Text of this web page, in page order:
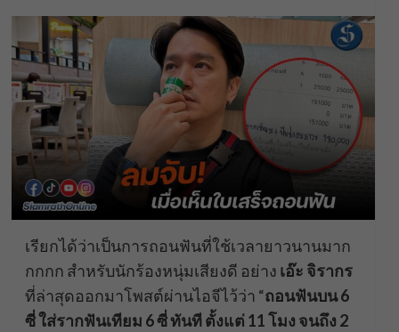
เรียกได้ว่าเป็นการถอนฟันที่ใช้เวลายาวนานมาก
กกกก สำหรับนักร้องหนุ่มเสียงดี อย่าง เอ๊ะ จิรากร
ที่ล่าสุดออกมาโพสต์ผ่านไอจีไว้ว่า “ถอนฟันบน 6
ซี่ ใส่รากฟันเทียม 6 ซี่ ทันที ตั้งแต่ 11 โมง จนถึง 2